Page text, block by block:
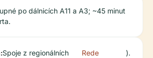
po dálnicích A11 a A3; ~45 minut
Spoje z regionálních
Rede
).